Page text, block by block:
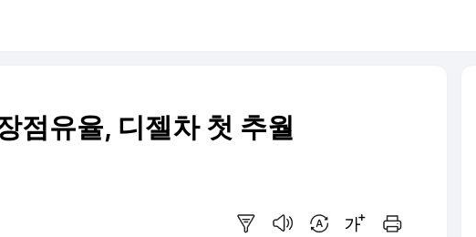
점유율, 디젤차 첫 추월